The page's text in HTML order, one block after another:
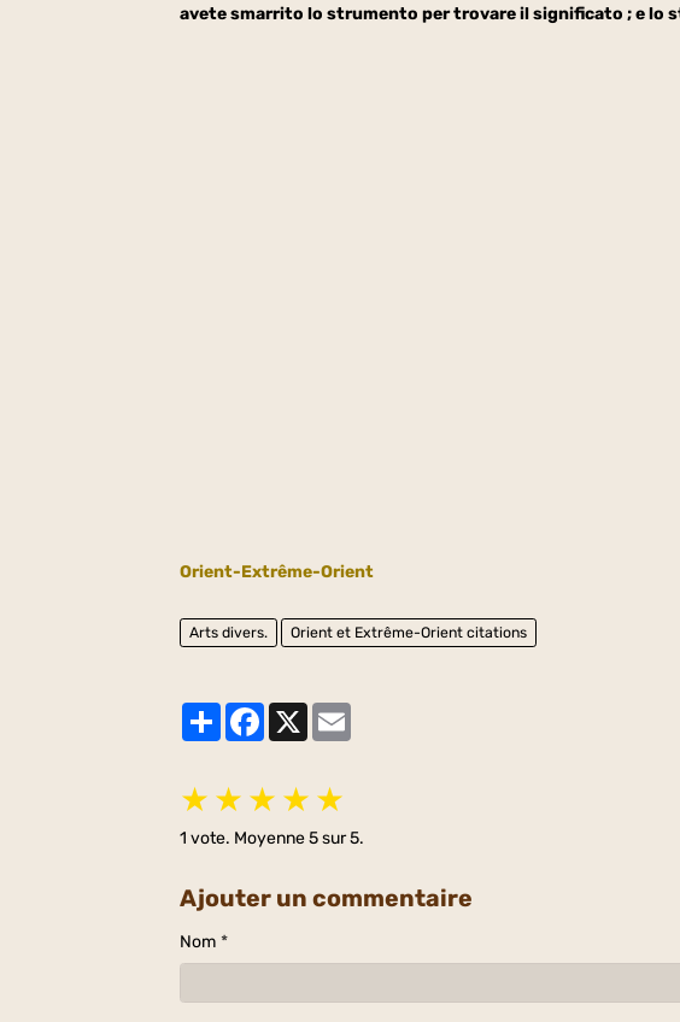
avete smarrito lo strumento per trovare il significato ; e lo
Orient-Extrême-Orient
Arts divers. Orient et Extrême-Orient citations
PartagerFacebook
X
★ ★ ★ ★ ★
1 vote. Moyenne5sur 5.
Ajouter un commentaire
Nom